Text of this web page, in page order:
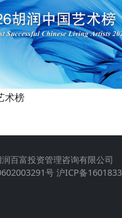
术榜
百富投资管理咨询有限公司
号 沪ICP备